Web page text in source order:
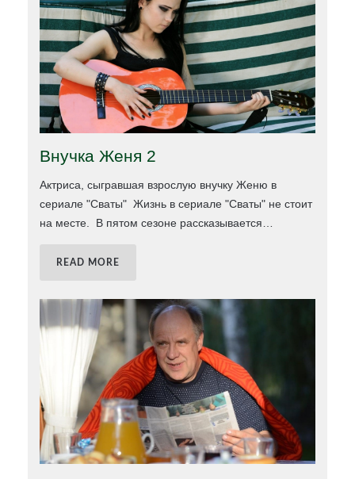
Внучка Женя 2
Актриса, сыгравшая взрослую внучку Женю в
сериале "Сваты" Жизнь в сериале "Сваты" не стоит
на месте. В пятом сезоне рассказывается…
READ MORE